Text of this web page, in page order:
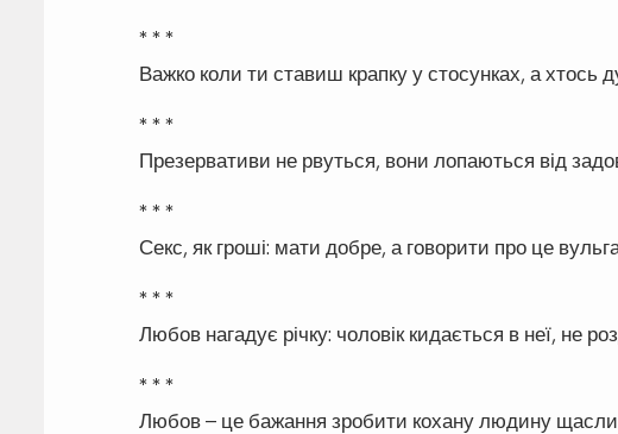
* * *
Важко коли ти ставиш крапку у стосунках, а хтось
* * *
Презервативи не рвуться, вони лопаються від
* * *
Секс, як гроші: мати добре, а говорити про це
* * *
Любов нагадує річку: чоловік кидається в неї, не
* * *
Любов – це бажання зробити кохану людину